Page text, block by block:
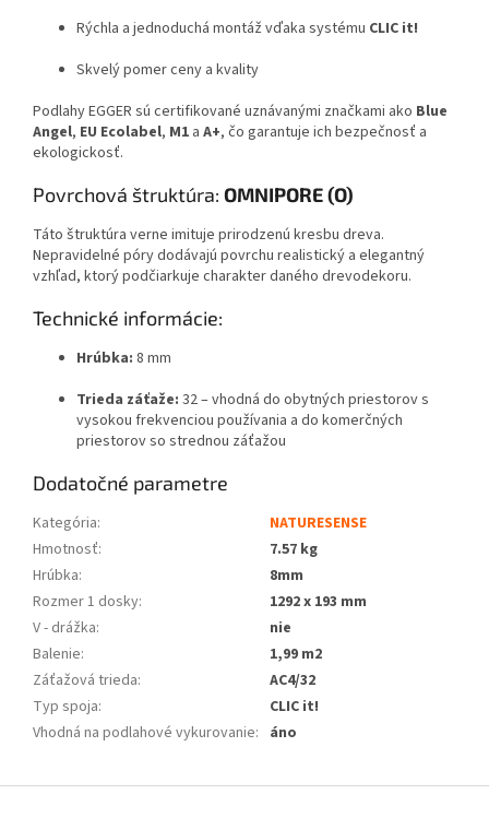
Rýchla a jednoduchá montáž vďaka systému CLIC it!
Skvelý pomer ceny a kvality
Podlahy EGGER sú certifikované uznávanými značkami ako Blue
Angel, EU Ecolabel, M1 a A+, čo garantuje ich bezpečnosť a
ekologickosť.
Povrchová štruktúra: OMNIPORE (O)
Táto štruktúra verne imituje prirodzenú kresbu dreva.
Nepravidelné póry dodávajú povrchu realistický a elegantný
vzhľad, ktorý podčiarkuje charakter daného drevodekoru.
Technické informácie:
Hrúbka: 8 mm
Trieda záťaže: 32 – vhodná do obytných priestorov s
vysokou frekvenciou používania a do komerčných
priestorov so strednou záťažou
Dodatočné parametre
Kategória:
NATURESENSE
Hmotnosť:
7.57 kg
Hrúbka:
8mm
Rozmer 1 dosky:
1292 x 193 mm
V - drážka:
nie
Balenie:
1,99 m2
Záťažová trieda:
AC4/32
Typ spoja:
CLIC it!
Vhodná na podlahové vykurovanie: áno